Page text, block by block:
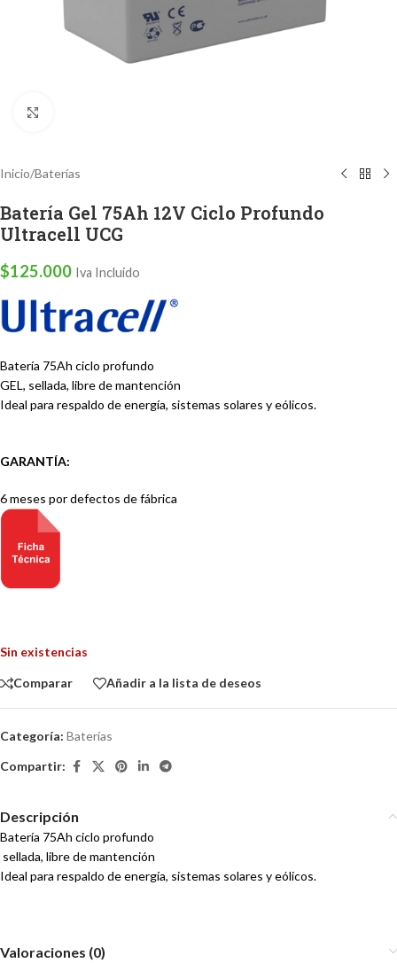
Inicio/Baterías
Batería Gel 75Ah 12V Ciclo Profundo
Ultracell UCG
$125.000 Iva Incluido
Batería 75Ah ciclo profundo
GEL, sellada, libre de mantención
Ideal para respaldo de energía, sistemas solares y eólicos.
GARANTÍA:
6 meses por defectos de fábrica
Sin existencias
Comparar Añadir a la lista de deseos
Categoría: Baterías
Compartir:
Descripción
Batería 75Ah ciclo profundo
sellada, libre de mantención
Ideal para respaldo de energía, sistemas solares y eólicos.
Valoraciones (0)